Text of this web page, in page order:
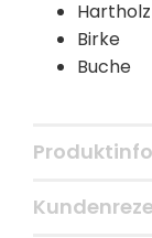
Hartholz
Birke
Buche
Produktinfo